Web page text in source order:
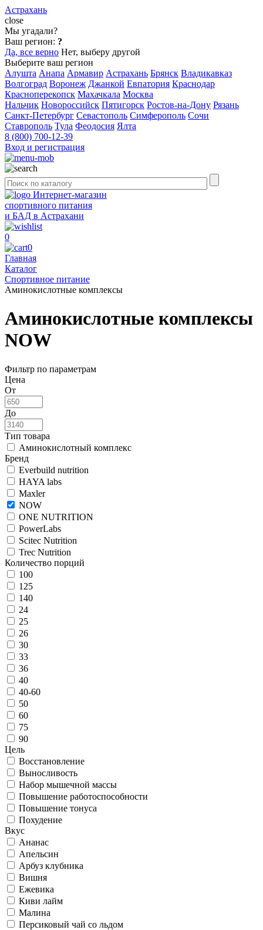
Астрахань
close
Мы угадали?
Ваш регион: ?
Да, все верно Нет, выберу другой
Выберите ваш регион
Алушта Анапа Армавир Астрахань Брянск Владикавказ
Волгоград Воронеж Джанкой Евпатория Краснодар
Красноперекопск Махачкала Москва
Нальчик Новороссийск Пятигорск Ростов-на-Дону Рязань
Санкт-Петербург Севастополь Симферополь Сочи
Ставрополь Тула Феодосия Ялта
8 (800) 700-12-39
Вход и регистрация
Интернет-магазин
спортивного питания
и БАД в Астрахани
0
0
Главная
Каталог
Спортивное питание
Аминокислотные комплексы
Аминокислотные комплексы
NOW
Фильтр по параметрам
Цена
От
До
Тип товара
Аминокислотный комплекс
Бренд
Everbuild nutrition
HAYA labs
Maxler
NOW
ONE NUTRITION
PowerLabs
Scitec Nutrition
Trec Nutrition
Количество порций
100
125
140
24
25
26
30
33
36
40
40-60
50
60
75
90
Цель
Восстановление
Выносливость
Набор мышечной массы
Повышение работоспособности
Повышение тонуса
Похудение
Вкус
Ананас
Апельсин
Арбуз клубника
Вишня
Ежевика
Киви лайм
Малина
Персиковый чай со льдом